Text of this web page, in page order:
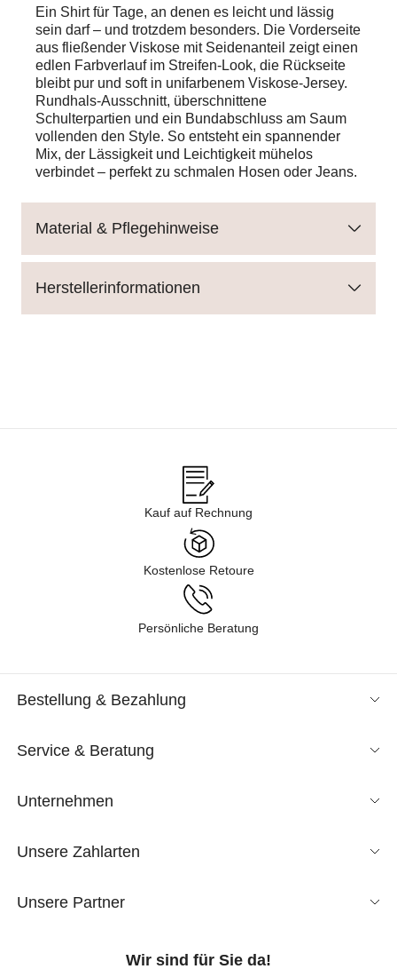
Ein Shirt für Tage, an denen es leicht und lässig
sein darf – und trotzdem besonders. Die Vorderseite
aus fließender Viskose mit Seidenanteil zeigt einen
edlen Farbverlauf im Streifen-Look, die Rückseite
bleibt pur und soft in unifarbenem Viskose-Jersey.
Rundhals-Ausschnitt, überschnittene
Schulterpartien und ein Bundabschluss am Saum
vollenden den Style. So entsteht ein spannender
Mix, der Lässigkeit und Leichtigkeit mühelos
verbindet – perfekt zu schmalen Hosen oder Jeans.
Material & Pflegehinweise
Herstellerinformationen
Kauf auf Rechnung
Kostenlose Retoure
Persönliche Beratung
Bestellung & Bezahlung
Service & Beratung
Unternehmen
Unsere Zahlarten
Unsere Partner
Wir sind für Sie da!